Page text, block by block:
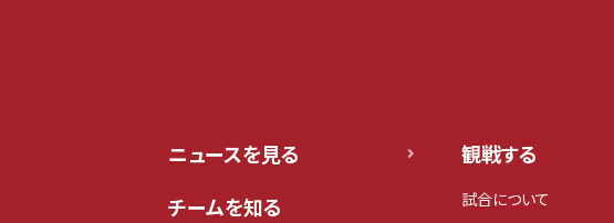
ニュースを見る
チームを知る
観戦する
試合について